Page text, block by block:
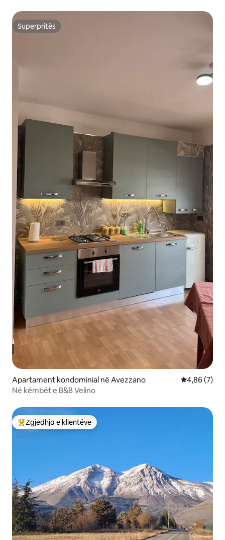
Superpritës
Superpritës
Apartament kondominial në Avezzano Vlerësimi
4,86 (7)
Në këmbët e B&B Velino
Më të mirat e zgjedhjeve të klientëve
Zgjedhja e klientëve